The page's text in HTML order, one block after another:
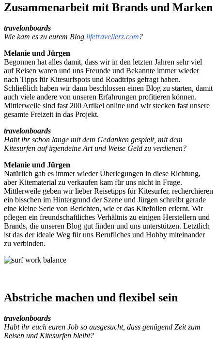
Zusammenarbeit mit Brands und Marken
travelonboards
Wie kam es zu eurem Blog lifetravellerz.com?
Melanie und Jürgen
Begonnen hat alles damit, dass wir in den letzten Jahren sehr viel
auf Reisen waren und uns Freunde und Bekannte immer wieder
nach Tipps für Kitesurfspots und Roadtrips gefragt haben.
Schließlich haben wir dann beschlossen einen Blog zu starten, damit
auch viele andere von unseren Erfahrungen profitieren können.
Mittlerweile sind fast 200 Artikel online und wir stecken fast unsere
gesamte Freizeit in das Projekt.
travelonboards
Habt ihr schon lange mit dem Gedanken gespielt, mit dem
Kitesurfen auf irgendeine Art und Weise Geld zu verdienen?
Melanie und Jürgen
Natürlich gab es immer wieder Überlegungen in diese Richtung,
aber Kitematerial zu verkaufen kam für uns nicht in Frage.
Mittlerweile geben wir lieber Reisetipps für Kitesurfer, recherchieren
ein bisschen im Hintergrund der Szene und Jürgen schreibt gerade
eine kleine Serie von Berichten, wie er das Kitefoilen erlernt. Wir
pflegen ein freundschaftliches Verhältnis zu einigen Herstellern und
Brands, die unseren Blog gut finden und uns unterstützen. Letztlich
ist das der ideale Weg für uns Berufliches und Hobby miteinander
zu verbinden.
Abstriche machen und flexibel sein
travelonboards
Habt ihr euch euren Job so ausgesucht, dass genügend Zeit zum
Reisen und Kitesurfen bleibt?